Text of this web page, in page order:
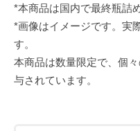
*本商品は国内で最終瓶詰
*画像はイメージです。実
す。
本商品は数量限定で、個
与されています。